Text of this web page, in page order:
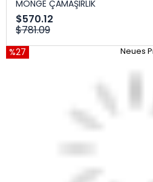
MONGE ÇAMAŞIRLIK
$570.12
$781.09
%27 Neues